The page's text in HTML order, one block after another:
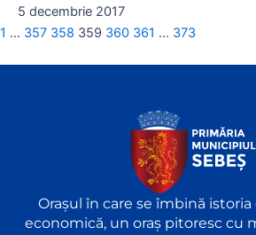
5 decembrie 2017
1 … 357 358 359 360 361 … 373
Orașul în care se îmbină
economică, un oraș pitoresc cu